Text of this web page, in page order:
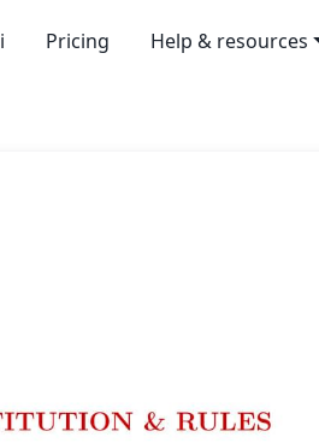
Pricing Help & resources